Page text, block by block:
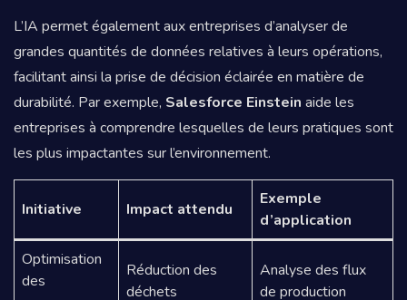
L’IA permet également aux entreprises d’analyser de
grandes quantités de données relatives à leurs opérations,
facilitant ainsi la prise de décision éclairée en matière de
durabilité. Par exemple, Salesforce Einstein aide les
entreprises à comprendre lesquelles de leurs pratiques sont
les plus impactantes sur l’environnement.
Initiative Impact attendu
Exemple
d’application
Optimisation
des
Réduction des
déchets
Analyse des flux
de production